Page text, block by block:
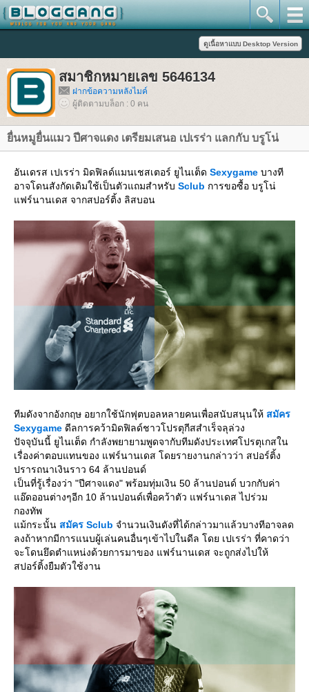
สมาชิกหมายเลข 5646134
ฝากข้อความหลังไมค์
ผู้ติดตามบล็อก : 0 คน
ื่นหมูยื่นแมว ปีศาจแดง เตรียมเสนอ เปเรร่า แลกกับ บรูโน่
อันเดรส เปเรร่า มิดฟิลด์แมนเชสเตอร์ ยูไนเต็ด Sexygame บางที
อาจโดนสังกัดเดิมใช้เป็นตัวแถมสำหรับ Sclub การขอซื้อ บรูโน่
ฟร์นานเดส จากสปอร์ติ้ง ลิสบอน
ทีมดังจากอังกฤษ อยากใช้นักฟุตบอลหลายคนเพื่อสนับสนุนให้ สมัคร
Sexygame ดีลการคว้ามิดฟิลด์ชาวโปรตุกีสสำเร็จลุล่วง
ปัจจุบันนี้ ยูไนเต็ด กำลังพยายามพูดจากับทีมดังประเทศโปรตุเกสใน
เรื่องค่าตอบแทนของ แฟร์นานเดส โดยรายงานกล่าวว่า สปอร์ติ้ง
ปรารถนาเงินราว 64 ล้านปอนด์
เป็นที่รู้เรื่องว่า "ปีศาจแดง" พร้อมทุ่มเงิน 50 ล้านปอนด์ บวกกับค่า
อ๊ดออนต่างๆอีก 10 ล้านปอนด์เพื่อคว้าตัว แฟร์นาเดส ไปร่วม
กองทัพ
ม้กระนั้น สมัคร Sclub จำนวนเงินดังที่ได้กล่าวมาแล้วบางทีอาจลด
ลงถ้าหากมีการแนบผู้เล่นคนอื่นๆเข้าไปในดีล โดย เปเรร่า ที่คาดว่า
จะโดนยึดตำแหน่งด้วยการมาของ แฟร์นานเดส จะถูกส่งไปให้
สปอร์ติ้งยืมตัวใช้งาน